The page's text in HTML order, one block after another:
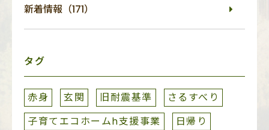
新着情報（171）
タグ
赤身 玄関 旧耐震基準
さるすべり
子育てエコホームh支援事業
日帰り